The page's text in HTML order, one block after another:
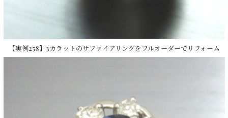
【実例258】3カラットのサファイアリングをフルオーダーでリフォーム